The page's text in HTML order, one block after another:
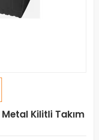
Kilitli Takım